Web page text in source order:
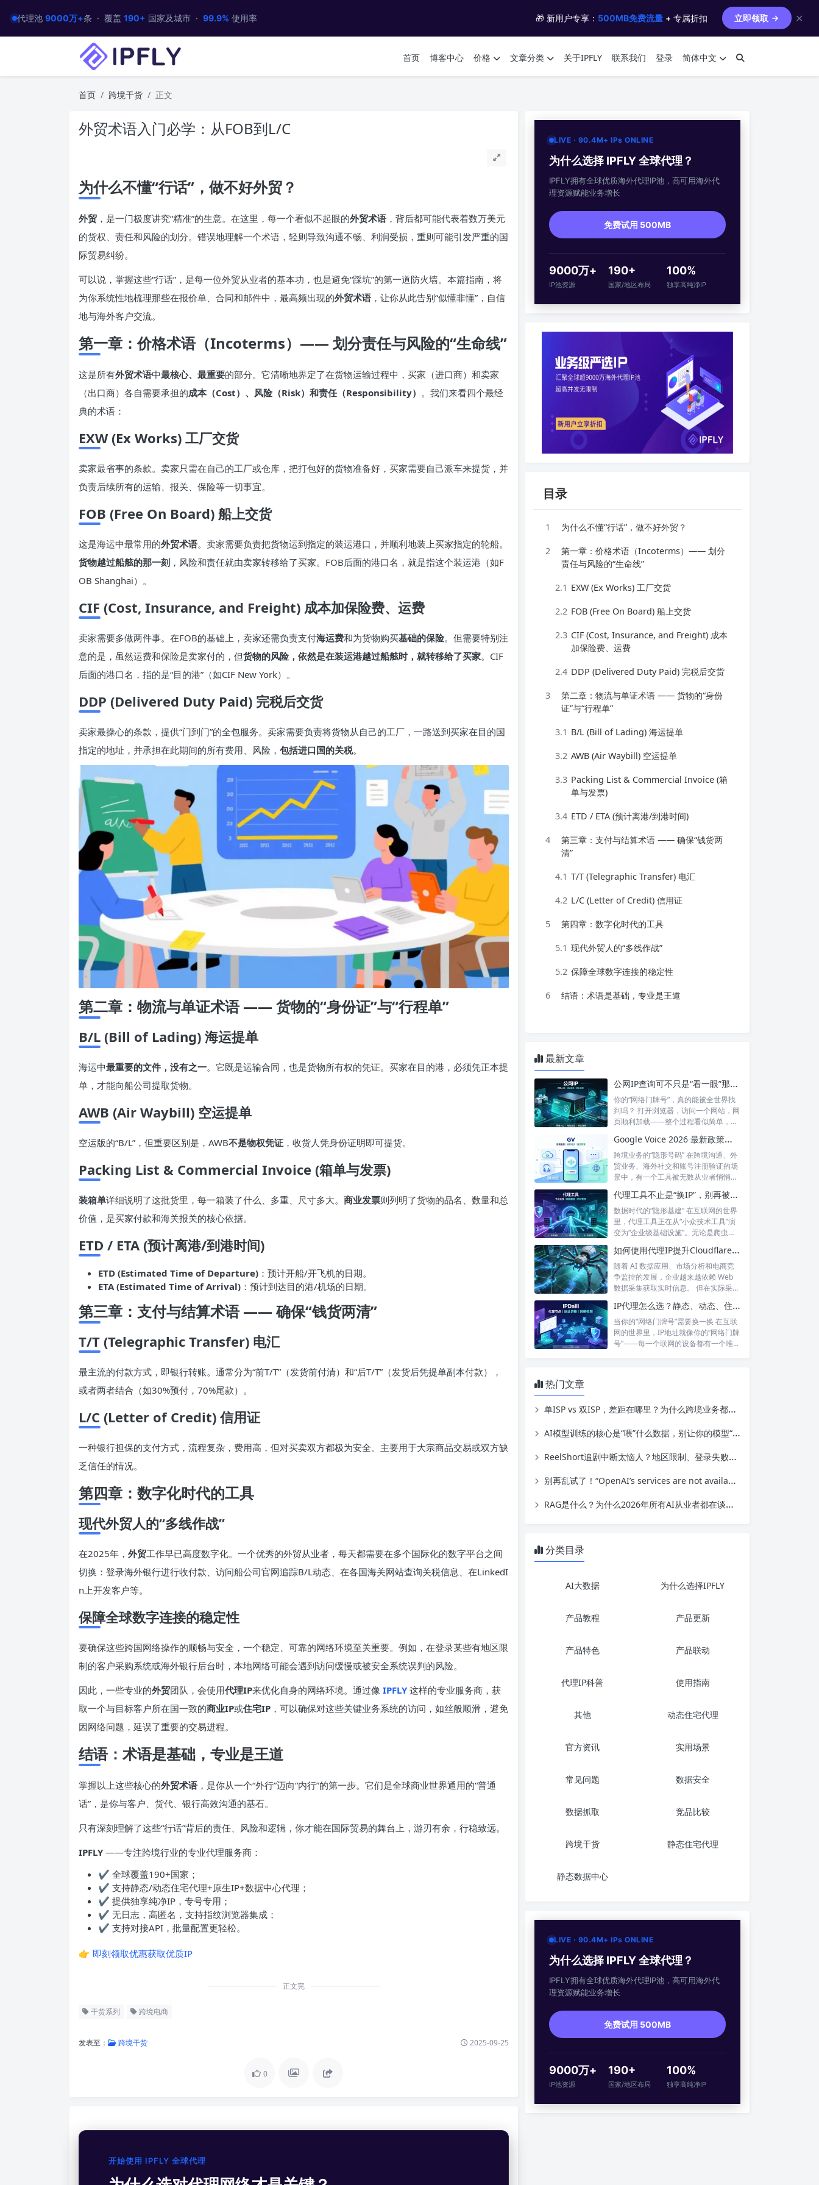
代理池 9000万+条 · 覆盖 190+ 国家及城市 · 99.9% 使用率 🎁 新用户专享： 500MB免费流量 + 专属折扣 立即领取 ✕
首页 博客中心 价格 文章分类 关于IPFLY 联系我们 登录 简体中文
首页 跨境干货 正文
外贸术语入门必学：从FOB到L/C
为什么不懂“行话”，做不好外贸？
外贸 ，是一门极度讲究“精准”的生意。在这里，每一个看似不起眼的外贸术语 ，背后都可能代表着数万美元
的货权、责任和风险的划分。错误地理解一个术语，轻则导致沟通不畅、利润受损，重则可能引发严重的国
际贸易纠纷。
可以说，掌握这些“行话”，是每一位外贸从业者的基本功，也是避免“踩坑”的第一道防火墙。本篇指南，将
为你系统性地梳理那些在报价单、合同和邮件中，最高频出现的外贸术语 ，让你从此告别“似懂非懂”，自信
地与海外客户交流。
第一章：价格术语（Incoterms）—— 划分责任与风险的“生命线”
这是所有外贸术语中最核心、最重要的部分。它清晰地界定了在货物运输过程中，买家（进口商）和卖家
（出口商）各自需要承担的成本（Cost）、风险（Risk）和责任（Responsibility） 。我们来看四个最经
典的术语：
EXW (Ex Works) 工厂交货
卖家最省事的条款。卖家只需在自己的工厂或仓库，把打包好的货物准备好，买家需要自己派车来提货，并
负责后续所有的运输、报关、保险等一切事宜。
FOB (Free On Board) 船上交货
这是海运中最常用的外贸术语。卖家需要负责把货物运到指定的装运港口，并顺利地装上买家指定的轮船。
货物越过船舷的那一刻 ，风险和责任就由卖家转移给了买家。FOB后面的港口名，就是指这个装运港（如F
OB Shanghai）。
CIF (Cost, Insurance, and Freight) 成本加保险费、运费
卖家需要多做两件事。在FOB的基础上，卖家还需负责支付海运费和为货物购买基础的保险。但需要特别注
意的是，虽然运费和保险是卖家付的，但货物的风险，依然是在装运港越过船舷时，就转移给了买家。CIF
后面的港口名，指的是“目的港”（如CIF New York）。
DDP (Delivered Duty Paid) 完税后交货
卖家最操心的条款，提供“门到门”的全包服务。卖家需要负责将货物从自己的工厂，一路送到买家在目的国
指定的地址，并承担在此期间的所有费用、风险， 包括进口国的关税。
第二章：物流与单证术语 —— 货物的“身份证”与“行程单”
B/L (Bill of Lading) 海运提单
海运中最重要的文件，没有之一。它既是运输合同，也是货物所有权的凭证。买家在目的港，必须凭正本提
单，才能向船公司提取货物。
AWB (Air Waybill) 空运提单
空运版的“B/L”，但重要区别是，AWB不是物权凭证 ，收货人凭身份证明即可提货。
Packing List & Commercial Invoice (箱单与发票)
装箱单详细说明了这批货里，每一箱装了什么、多重、尺寸多大。 商业发票则列明了货物的品名、数量和总
价值，是买家付款和海关报关的核心依据。
ETD / ETA (预计离港/到港时间)
ETD (Estimated Time of Departure) ：预计开船/开飞机的日期。
ETA(Estimated Time of Arrival) ：预计到达目的港/机场的日期。
第三章：支付与结算术语 —— 确保“钱货两清”
T/T (Telegraphic Transfer) 电汇
最主流的付款方式，即银行转账。通常分为“前T/T”（发货前付清）和“后T/T”（发货后凭提单副本付款），
或者两者结合（如30%预付，70%尾款）。
L/C (Letter of Credit) 信用证
一种银行担保的支付方式，流程复杂，费用高，但对买卖双方都极为安全。主要用于大宗商品交易或双方缺
乏信任的情况。
第四章：数字化时代的工具
现代外贸人的“多线作战”
在2025年， 外贸工作早已高度数字化。一个优秀的外贸从业者，每天都需要在多个国际化的数字平台之间
切换：登录海外银行进行收付款、访问船公司官网追踪B/L动态、在各国海关网站查询关税信息、在LinkedI
n上开发客户等。
保障全球数字连接的稳定性
要确保这些跨国网络操作的顺畅与安全，一个稳定、可靠的网络环境至关重要。例如，在登录某些有地区限
制的客户采购系统或海外银行后台时，本地网络可能会遇到访问缓慢或被安全系统误判的风险。
因此，一些专业的外贸团队，会使用代理IP来优化自身的网络环境。通过像 IPFLY这样的专业服务商，获
取一个与目标客户所在国一致的商业IP或住宅IP ，可以确保对这些关键业务系统的访问，如丝般顺滑，避免
因网络问题，延误了重要的交易进程。
结语：术语是基础，专业是王道
掌握以上这些核心的外贸术语 ，是你从一个“外行”迈向“内行”的第一步。它们是全球商业世界通用的“普通
话”，是你与客户、货代、银行高效沟通的基石。
只有深刻理解了这些“行话”背后的责任、风险和逻辑，你才能在国际贸易的舞台上，游刃有余，行稳致远。
IPFLY ——专注跨境行业的专业代理服务商：
✔ 全球覆盖190+国家；
✔ 支持静态/动态住宅代理+原生IP+数据中心代理；
✔ 提供独享纯净IP，专号专用；
✔ 无日志，高匿名，支持指纹浏览器集成；
✔ 支持对接API，批量配置更轻松。
👉 即刻领取优惠获取优质IP
正文完
干货系列 跨境电商
发表至： 跨境干货 2025-09-25
0
开始使用 IPFLY 全球代理
LIVE · 90.4M+ IPs ONLINE
为什么选择 IPFLY 全球代理？
IPFLY拥有全球优质海外代理IP池，高可用海外代
理资源赋能业务增长
免费试用 500MB
9000万+
IP池资源
190+
国家/地区布局
100%
独享高纯净IP
目录
1 为什么不懂“行话”，做不好外贸？
2
第一章：价格术语（Incoterms）—— 划分
责任与风险的“生命线”
2.1 EXW (Ex Works) 工厂交货
2.2 FOB (Free On Board) 船上交货
2.3 CIF (Cost, Insurance, and Freight) 成本
加保险费、运费
2.4 DDP (Delivered Duty Paid) 完税后交货
3
第二章：物流与单证术语 —— 货物的“身份
证”与“行程单”
3.1 B/L (Bill of Lading) 海运提单
3.2 AWB (Air Waybill) 空运提单
3.3 Packing List & Commercial Invoice (箱
单与发票)
3.4 ETD / ETA (预计离港/到港时间)
4
第三章：支付与结算术语 —— 确保“钱货两
清”
4.1 T/T (Telegraphic Transfer) 电汇
4.2 L/C (Letter of Credit) 信用证
5 第四章：数字化时代的工具
5.1 现代外贸人的“多线作战”
5.2 保障全球数字连接的稳定性
6 结语：术语是基础，专业是王道
最新文章
公网IP查询可不只是“看一眼”那么简单！如何保护你的网络身份？
你的“网络门牌号”，真的能被全世界找
到吗？ 打开浏览器，访问一个网站，网
页顺利加载——整个过程看似简单，但
Google Voice 2026 最新政策解读：付费订阅、Gemini 纪要、实名认证——GV的变与不变
跨境业务的“隐形号码” 在跨境沟通、外
贸业务、海外社交和账号注册验证的场
景中，有一个工具被无数从业者悄悄使
代理工具不止是“换IP”，别再被“免费代理”骗了
数据时代的“隐形基建” 在互联网的世界
里，代理工具正在从“小众技术工具”演
变为“企业级基础设施”。无论是爬虫
如何使用代理IP提升Cloudflare环境下的数据采集稳定性？
随着 AI 数据应用、市场分析和电商竞
争监控的发展，企业越来越依赖 Web
数据采集获取实时信息。 但在实际采...
IP代理怎么选？静态、动态、住宅、机房——别再傻傻分不清，这篇帮你彻底搞懂
当你的“网络门牌号”需要换一换 在互联
网的世界里，IP地址就像你的“网络门牌
号”——每一个联网的设备都有一个唯...
热门文章
单ISP vs 双ISP，差距在哪里？为什么跨境业务都在从机房IP转向运营商IP？
AI模型训练的核心是“喂”什么数据，别让你的模型“吃”垃圾数据了
ReelShort追剧中断太恼人？地区限制、登录失败、加载卡顿一站式排查
别再乱试了！“OpenAI’s services are not available in your country.”问题根源与访问方案
RAG是什么？为什么2026年所有AI从业者都在谈论它？
分类目录
AI大数据 为什么选择IPFLY
产品教程 产品更新
产品特色 产品联动
代理IP科普 使用指南
其他 动态住宅代理
官方资讯 实用场景
常见问题 数据安全
数据抓取 竞品比较
跨境干货 静态住宅代理
静态数据中心
LIVE · 90.4M+ IPs ONLINE
为什么选择 IPFLY 全球代理？
IPFLY拥有全球优质海外代理IP池，高可用海外代
理资源赋能业务增长
免费试用 500MB
9000万+
IP池资源
190+
国家/地区布局
100%
独享高纯净IP